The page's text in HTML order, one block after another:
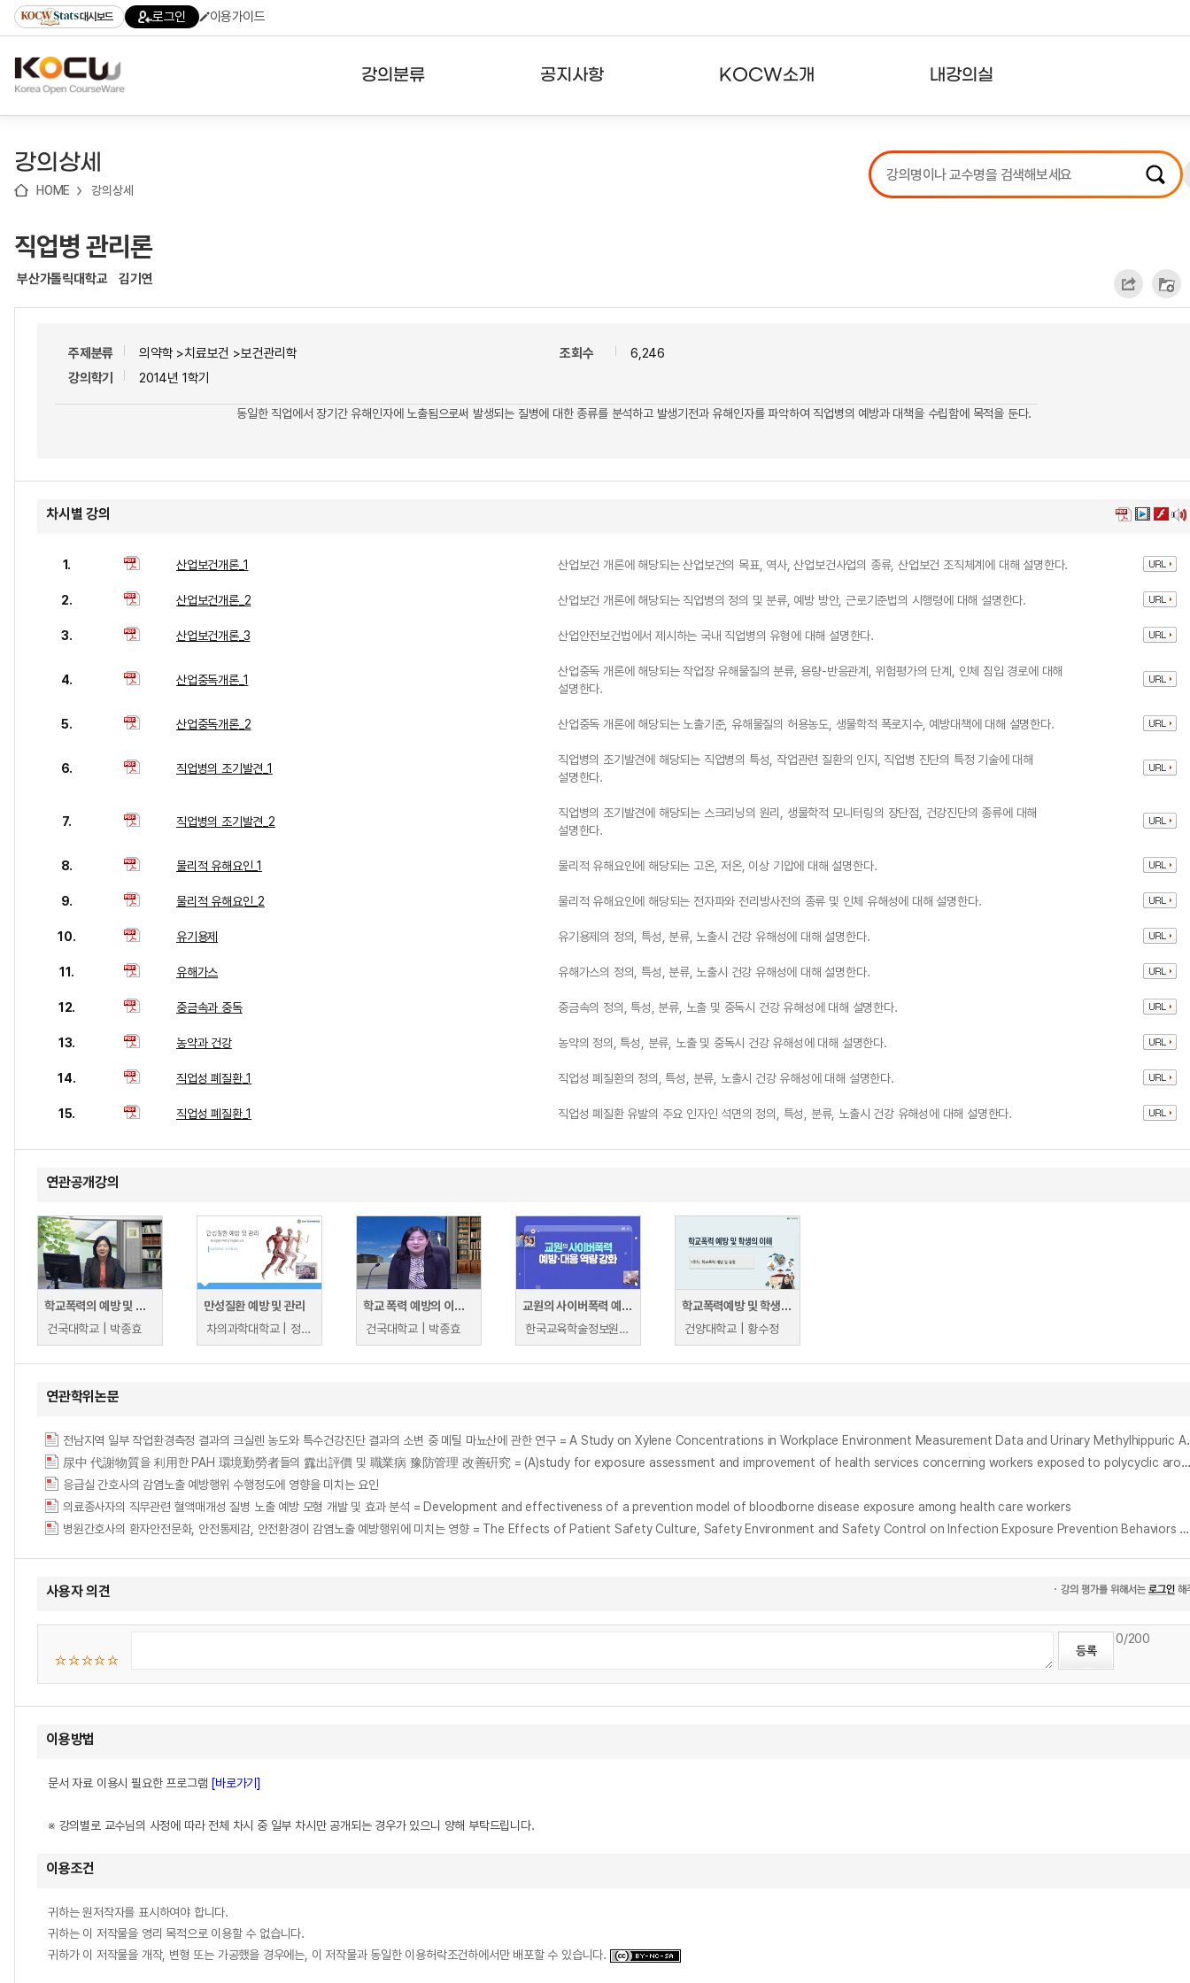
기
기
기
content)
가
대시보드 로그인 이용가이드
강의분류 공지사항 KOCW소개 내강의실
강의리스트
수강확인증강의
강의상세
HOME 강의상세
직업병 관리론
부산가톨릭대학교 김기연
주제분류
의약학 >치료보건 >보건관리학
강의학기
2014년 1학기
조회수 6,246
동일한 직업에서 장기간 유해인자에 노출됨으로써 발생되는 질병에 대한 종류를 분석하고 발생기전과 유해인자를 파악하여 직업병의 예방과 대책을 수립함에 목적을 둔다.
차시별 강의
1. 산업보건개론_1 산업보건 개론에 해당되는 산업보건의 목표, 역사, 산업보건사업의 종류, 산업보건 조직체계에 대해 설명한다.
2. 산업보건개론_2 산업보건 개론에 해당되는 직업병의 정의 및 분류, 예방 방안, 근로기준법의 시행령에 대해 설명한다.
3. 산업보건개론_3 산업안전보건법에서 제시하는 국내 직업병의 유형에 대해 설명한다.
4. 산업중독개론_1
산업중독 개론에 해당되는 작업장 유해물질의 분류, 용량-반응관계, 위험평가의 단계, 인체 침입 경로에 대해
설명한다.
5. 산업중독개론_2 산업중독 개론에 해당되는 노출기준, 유해물질의 허용농도, 생물학적 폭로지수, 예방대책에 대해 설명한다.
6. 직업병의 조기발견_1
직업병의 조기발견에 해당되는 직업병의 특성, 작업관련 질환의 인지, 직업병 진단의 특정 기술에 대해
설명한다.
7. 직업병의 조기발견_2
직업병의 조기발견에 해당되는 스크리닝의 원리, 생물학적 모니터링의 장단점, 건강진단의 종류에 대해
설명한다.
8. 물리적 유해요인_1 물리적 유해요인에 해당되는 고온, 저온, 이상 기압에 대해 설명한다.
9. 물리적 유해요인_2 물리적 유해요인에 해당되는 전자파와 전리방사전의 종류 및 인체 유해성에 대해 설명한다.
10. 유기용제 유기용제의 정의, 특성, 분류, 노출시 건강 유해성에 대해 설명한다.
11. 유해가스 유해가스의 정의, 특성, 분류, 노출시 건강 유해성에 대해 설명한다.
12. 중금속과 중독 중금속의 정의, 특성, 분류, 노출 및 중독시 건강 유해성에 대해 설명한다.
13. 농약과 건강 농약의 정의, 특성, 분류, 노출 및 중독시 건강 유해성에 대해 설명한다.
14. 직업성 폐질환_1 직업성 폐질환의 정의, 특성, 분류, 노출시 건강 유해성에 대해 설명한다.
15. 직업성 폐질환_1 직업성 폐질환 유발의 주요 인자인 석면의 정의, 특성, 분류, 노출시 건강 유해성에 대해 설명한다.
연관공개강의
학교폭력의 예방 및 대책
건국대학교 | 박종효
만성질환 예방 및 관리
차의과학대학교 | 정석률
학교 폭력 예방의 이론과 실제
건국대학교 | 박종효
교원의 사이버폭력 예방·대응 역량 강화
한국교육학술정보원 | 한국교육학술정보원
학교폭력예방 및 학생의 이해
건양대학교 | 황수정
연관학위논문
전남지역 일부 작업환경측정 결과의 크실렌 농도와 특수건강진단 결과
尿中 代謝物質을 利用한 PAH 環境勤勞者들의 露出評價 및 職業病 豫防管理 改善硏究 = (A)study for exposure assessment and improvement of health services concerning workers exposed to polycyclic aromatic hydrocarbons by using urinary metabolite
응급실 간호사의 감염노출 예방행위 수행정도에 영향을 미치는 요인
의료종사자의 직무관련 혈액매개성 질병 노출 예방 모형 개발 및 효과 분석 = Development and effectiveness of a prevention model of bloodborne disease exposure among health care workers
병원간호사의 환자안전문화, 안전통제감, 안전환경이 감염노출 예방행위에 미치는 영향 = The Effects of Patient Safety Culture, Safety Environment and Safety Control on Infection Exposure Prevention Behaviors Among Hospital Nurses
사용자 의견
0/200
이용방법
문서 자료 이용시 필요한 프로그램 [바로가기]
※ 강의별로 교수님의 사정에 따라 전체 차시 중 일부 차시만 공개되는 경우가 있으니 양해 부탁드립니다.
이용조건
귀하는 원저작자를 표시하여야 합니다.
귀하는 이 저작물을 영리 목적으로 이용할 수 없습니다.
귀하가 이 저작물을 개작, 변형 또는 가공했을 경우에는, 이 저작물과 동일한 이용허락조건하에서만 배포할 수 있습니다.